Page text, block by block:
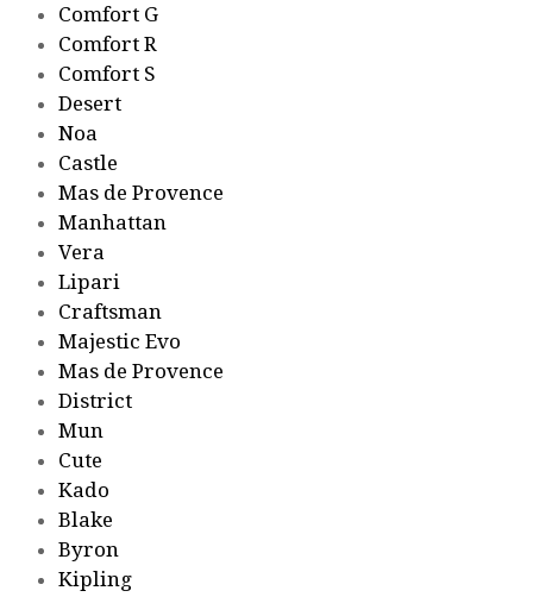
Comfort G
Comfort R
Comfort S
Desert
Noa
Castle
Mas de Provence
Manhattan
Vera
Lipari
Craftsman
Majestic Evo
Mas de Provence
District
Mun
Cute
Kado
Blake
Byron
Kipling